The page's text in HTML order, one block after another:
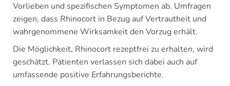
Vorlieben und spezifischen Symptomen ab. Umfragen
zeigen, dass Rhinocort in Bezug auf Vertrautheit und
wahrgenommene Wirksamkeit den Vorzug erhält.
Die Möglichkeit, Rhinocort rezeptfrei zu erhalten, wird
geschätzt. Patienten verlassen sich dabei auch auf
umfassende positive Erfahrungsberichte.